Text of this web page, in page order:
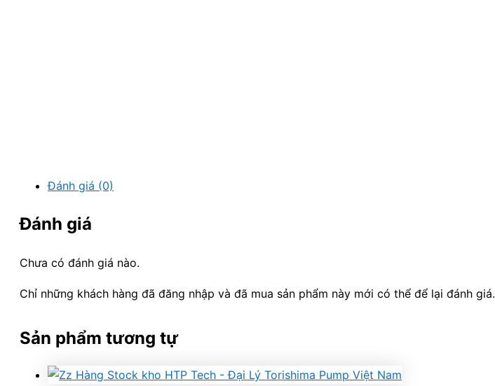
Đánh giá (0)
Đánh giá
Chưa có đánh giá nào.
Chỉ những khách hàng đã đăng nhập và đã mua sản phẩm này mới có thể để lại đánh giá.
Sản phẩm tương tự